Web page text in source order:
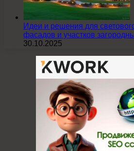
Идеи и решения для
фасадов и участков
30.10.2025